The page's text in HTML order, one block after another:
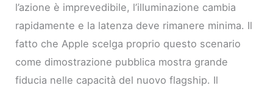
l’azione è imprevedibile, l’illuminazione cambia
rapidamente e la latenza deve rimanere minima. Il
fatto che Apple scelga proprio questo scenario
come dimostrazione pubblica mostra grande
fiducia nelle capacità del nuovo flagship. Il